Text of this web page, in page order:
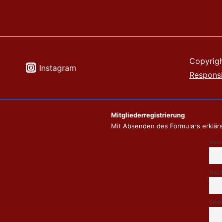
Instagram
Mitgliederregistrierung
Mit Absenden des Formulars